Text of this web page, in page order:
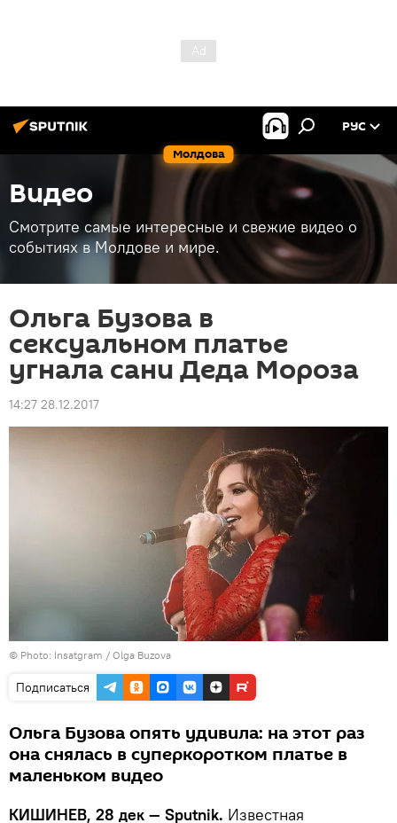
Молдова
РУС
Видео
Смотрите самые интересные и свежие видео о
событиях в Молдове и мире.
Ольга Бузова в
сексуальном платье
угнала сани Деда Мороза
14:27 28.12.2017
© Photo: Insatgram / Olga Buzova
Подписаться
Ольга Бузова опять удивила: на этот раз
она снялась в суперкоротком платье в
маленьком видео
КИШИНЕВ, 28 дек — Sputnik. Известная